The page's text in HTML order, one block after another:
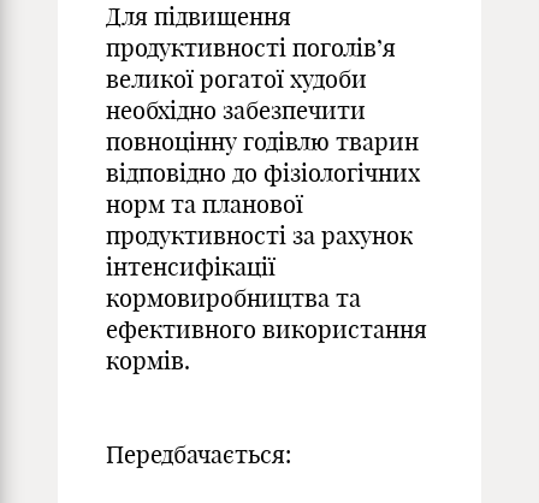
Для підвищення
продуктивності поголів’я
великої рогатої худоби
необхідно забезпечити
повноцінну годівлю тварин
відповідно до фізіологічних
норм та планової
продуктивності за рахунок
інтенсифікації
кормовиробництва та
ефективного використання
кормів.
Передбачається: